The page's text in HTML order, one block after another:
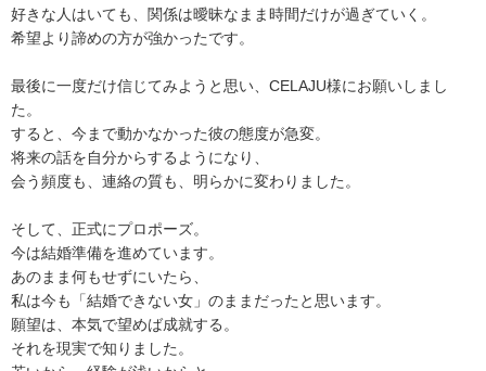
好きな人はいても、関係は曖昧なまま時間だけが過ぎていく。
希望より諦めの方が強かったです。
最後に一度だけ信じてみようと思い、CELAJU様にお願いしまし
た。
すると、今まで動かなかった彼の態度が急変。
将来の話を自分からするようになり、
会う頻度も、連絡の質も、明らかに変わりました。
そして、正式にプロポーズ。
今は結婚準備を進めています。
あのまま何もせずにいたら、
私は今も「結婚できない女」のままだったと思います。
願望は、本気で望めば成就する。
それを現実で知りました。